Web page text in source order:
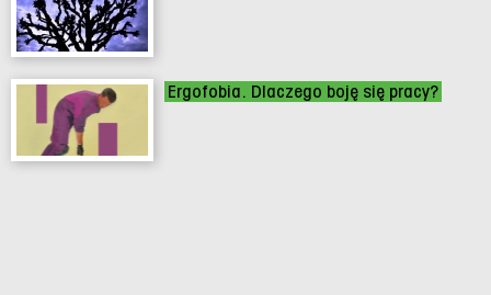
Ergofobia. Dlaczego boję się pracy?